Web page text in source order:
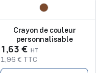
Crayon de couleur
personnalisable
1,63 €
1,96 € TTC